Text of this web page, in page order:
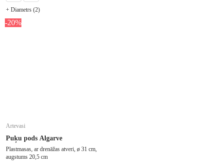
+ Diametrs (2)
-20%
Artevasi
Puķu pods Algarve
Plastmasas, ar drenāžas atveri, ø 31 cm,
augstums 20,5 cm